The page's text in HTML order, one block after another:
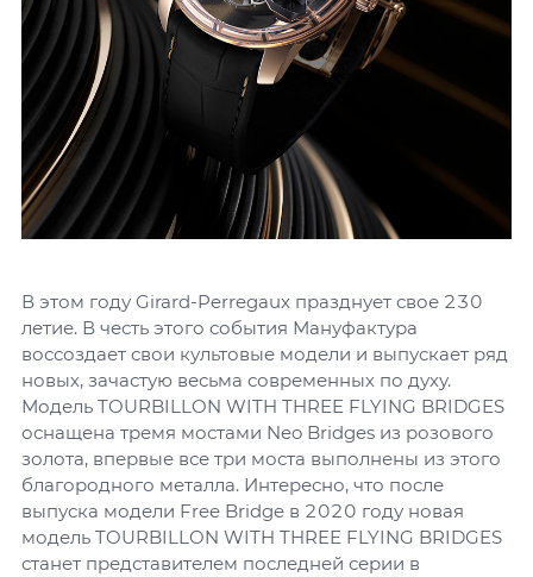
В этом году Girard-Perregaux празднует свое 230
летие. В честь этого события Мануфактура
воссоздает свои культовые модели и выпускает ряд
новых, зачастую весьма современных по духу.
Модель TOURBILLON WITH THREE FLYING BRIDGES
оснащена тремя мостами Neo Bridges из розового
золота, впервые все три моста выполнены из этого
благородного металла. Интересно, что после
выпуска модели Free Bridge в 2020 году новая
модель TOURBILLON WITH THREE FLYING BRIDGES
станет представителем последней серии в